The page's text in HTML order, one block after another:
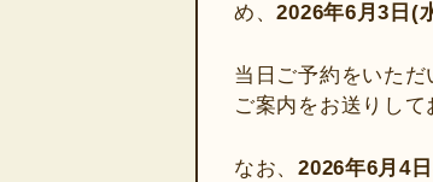
め、2026年6月3日(
当日ご予約をいた
ご案内をお送りして
なお、2026年6月4